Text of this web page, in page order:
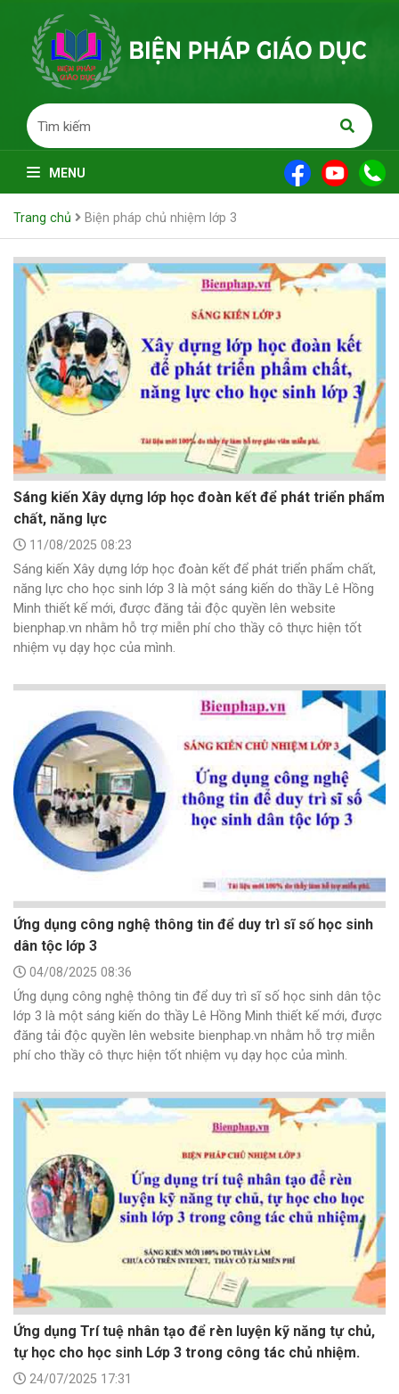
MENU
Trang chủ Biện pháp chủ nhiệm lớp 3
Sáng kiến Xây dựng lớp học đoàn kết để phát triển phẩm
chất, năng lực
11/08/2025 08:23
Sáng kiến Xây dựng lớp học đoàn kết để phát triển phẩm chất,
năng lực cho học sinh lớp 3 là một sáng kiến do thầy Lê Hồng
Minh thiết kế mới, được đăng tải độc quyền lên website
bienphap.vn nhằm hỗ trợ miễn phí cho thầy cô thực hiện tốt
nhiệm vụ dạy học của mình.
Ứng dụng công nghệ thông tin để duy trì sĩ số học sinh
dân tộc lớp 3
04/08/2025 08:36
Ứng dụng công nghệ thông tin để duy trì sĩ số học sinh dân tộc
lớp 3 là một sáng kiến do thầy Lê Hồng Minh thiết kế mới, được
đăng tải độc quyền lên website bienphap.vn nhằm hỗ trợ miễn
phí cho thầy cô thực hiện tốt nhiệm vụ dạy học của mình.
Ứng dụng Trí tuệ nhân tạo để rèn luyện kỹ năng tự chủ,
tự học cho học sinh Lớp 3 trong công tác chủ nhiệm.
24/07/2025 17:31